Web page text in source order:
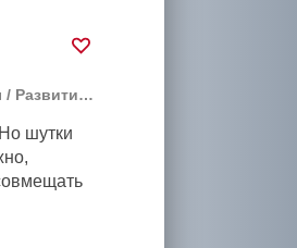
/ Развитие героя
шутки